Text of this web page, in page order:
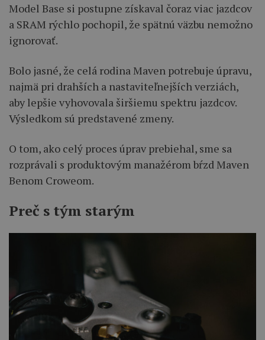
Model Base si postupne získaval čoraz viac jazdcov
a SRAM rýchlo pochopil, že spätnú väzbu nemožno
ignorovať.
Bolo jasné, že celá rodina Maven potrebuje úpravu,
najmä pri drahších a nastaviteľnejších verziách,
aby lepšie vyhovovala širšiemu spektru jazdcov.
Výsledkom sú predstavené zmeny.
O tom, ako celý proces úprav prebiehal, sme sa
rozprávali s produktovým manažérom bŕzd Maven
Benom Croweom.
Preč s tým starým